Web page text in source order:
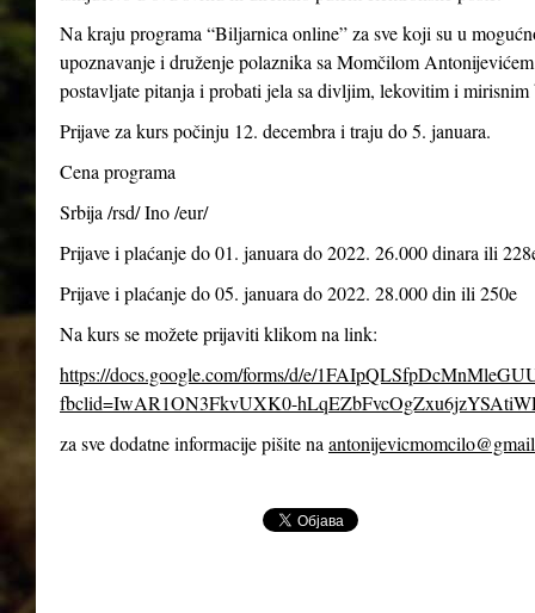
Na kraju programa “Biljarnica online” za sve koji su u
upoznavanje i druženje polaznika sa Momčilom
postavljate pitanja i probati jela sa divljim, lekovitim i
Prijave za kurs počinju 12. decembra i traju do 5. januara.
Cena programa
Srbija /rsd/ Ino /eur/
Prijave i plaćanje do 01. januara do 2022. 26.000 dinara ili
Prijave i plaćanje do 05. januara do 2022. 28.000 din ili 250e
Na kurs se možete prijaviti klikom na link:
https://docs.google.com/forms/d/e/
fbclid=IwAR1ON3FkvUXK0-
za sve dodatne informacije pišite na